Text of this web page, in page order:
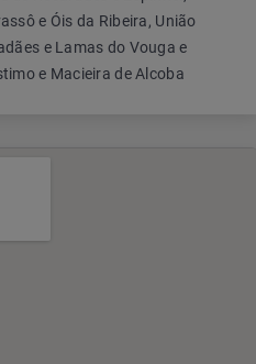
e Óis da Ribeira, União
e Lamas do Vouga e
e Macieira de Alcoba